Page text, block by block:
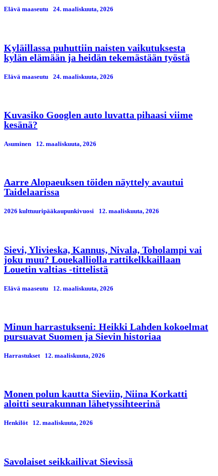
Elävä maaseutu 24. maaliskuuta, 2026
Kyläillassa puhuttiin naisten vaikutuksesta
kylän elämään ja heidän tekemästään työstä
Elävä maaseutu 24. maaliskuuta, 2026
Kuvasiko Googlen auto luvatta pihaasi viime
kesänä?
Asuminen 12. maaliskuuta, 2026
Aarre Alopaeuksen töiden näyttely avautui
Taidelaarissa
2026 kulttuuripääkaupunkivuosi 12. maaliskuuta, 2026
Sievi, Ylivieska, Kannus, Nivala, Toholampi vai
joku muu? Louekalliolla rattikelkkaillaan
Louetin valtias -tittelistä
Elävä maaseutu 12. maaliskuuta, 2026
Minun harrastukseni: Heikki Lahden kokoelmat
pursuavat Suomen ja Sievin historiaa
Harrastukset 12. maaliskuuta, 2026
Monen polun kautta Sieviin, Niina Korkatti
aloitti seurakunnan lähetyssihteerinä
Henkilöt 12. maaliskuuta, 2026
Savolaiset seikkailivat Sievissä